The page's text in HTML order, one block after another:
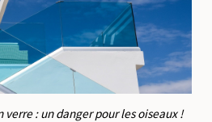
: un danger pour les oiseaux !